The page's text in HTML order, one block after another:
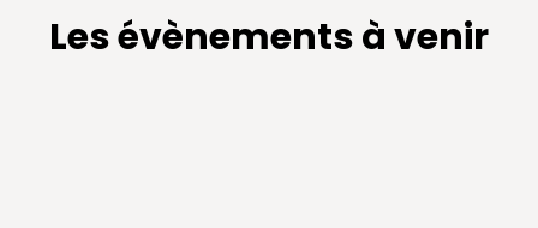
Les évènements à venir